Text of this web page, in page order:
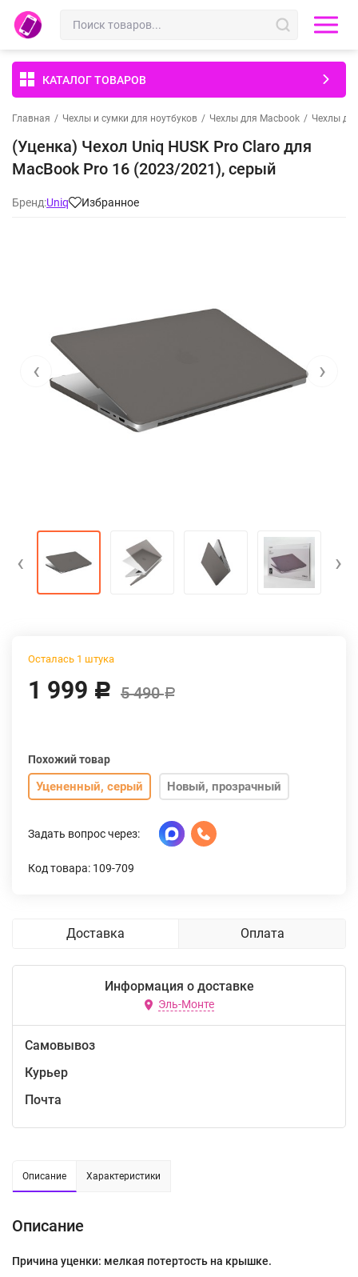
КАТАЛОГ ТОВАРОВ
Главная / Чехлы и сумки для ноутбуков / Чехлы для Macbook / Чехлы
(Уценка) Чехол Uniq HUSK Pro Claro для
MacBook Pro 16 (2023/2021), серый
Бренд:Uniq Избранное
‹ ›
‹ ›
Осталась 1 штука
1 999 Р 5 490Р
Похожий товар
Уцененный, серый Новый, прозрачный
Задать вопрос через:
Код товара: 109-709
Доставка Оплата
Информация о доставке
Эль-Монте
Самовывоз
Курьер
Почта
Описание Характеристики
Описание
Причина уценки: мелкая потертость на крышке.